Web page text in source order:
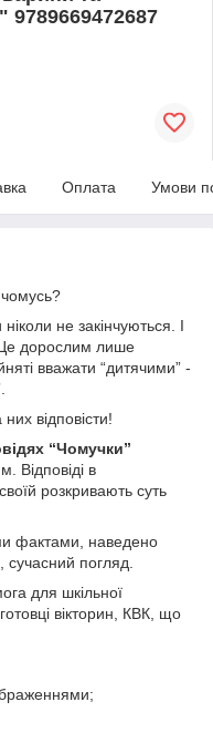
Оплата Умови
не закінчуються. І
дорослим лише
вважати “дитячими” -
відповісти!
“Чомучки”
Відповіді в
розкривають суть
фактами, наведено
сучасний погляд.
для шкільної
вікторин, КВК, що